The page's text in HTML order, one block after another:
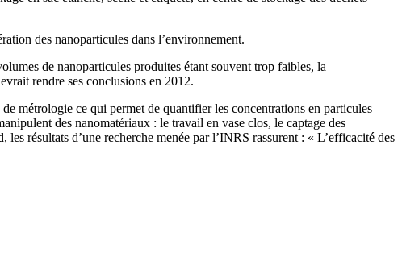
des nanoparticules dans l’environnement.
de nanoparticules produites étant souvent trop faibles, la
rendre ses conclusions en 2012.
métrologie ce qui permet de quantifier les concentrations en particules
des nanomatériaux : le travail en vase clos, le captage des
résultats d’une recherche menée par l’INRS rassurent : « L’efficacité des